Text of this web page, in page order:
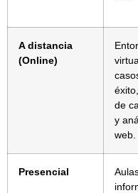
A distancia
(Online)
de
y
web.
Presencial